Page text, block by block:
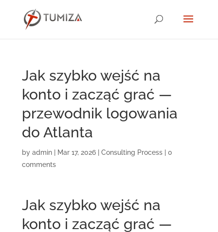
Jak szybko wejść na
konto i zacząć grać —
przewodnik logowania
do Atlanta
by admin| Mar 17, 2026| Consulting Process| 0
comments
Jak szybko wejść na
konto i zacząć grać —